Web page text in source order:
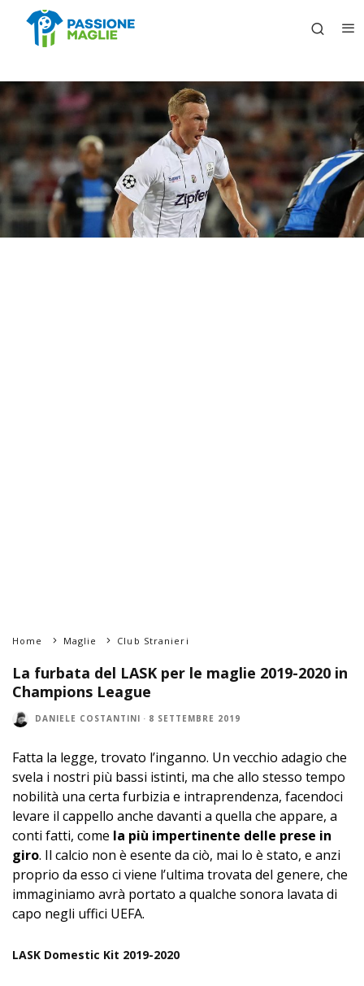
Home Maglie Club Stranieri
La furbata del LASK per le maglie 2019-2020 in
Champions League
DANIELE COSTANTINI · 8 SETTEMBRE 2019
Fatta la legge, trovato l’inganno. Un vecchio adagio che
svela i nostri più bassi istinti, ma che allo stesso tempo
nobilità una certa furbizia e intraprendenza, facendoci
levare il cappello anche davanti a quella che appare, a
conti fatti, come la più impertinente delle prese in
giro. Il calcio non è esente da ciò, mai lo è stato, e anzi
proprio da esso ci viene l’ultima trovata del genere, che
immaginiamo avrà portato a qualche sonora lavata di
capo negli uffici UEFA.
LASK Domestic Kit 2019-2020